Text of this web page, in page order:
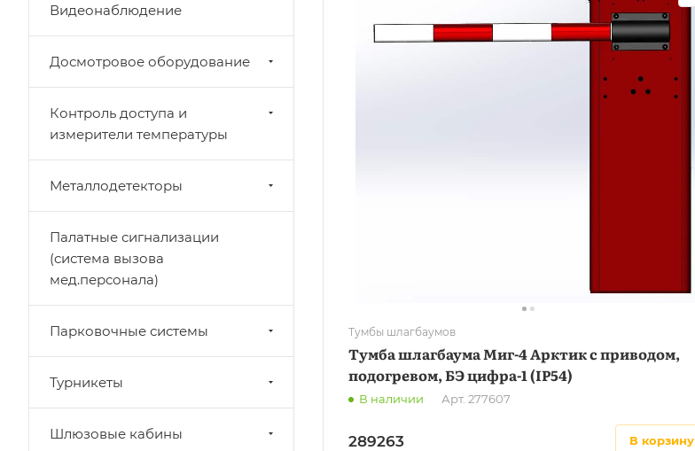
Тумбы шлагбаумов
Тумба шлагбаума Миг-4 Арктик с приводом,
подогревом, БЭ цифра-1 (IP54)
В наличии Арт. 277607
289263 в корзину
Видеонаблюдение
Досмотровое оборудование
Контроль доступа и
измерители температуры
Металлодетекторы
Палатные сигнализации
(система вызова
мед.персонала)
Парковочные системы
Турникеты
Шлюзовые кабины